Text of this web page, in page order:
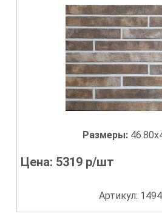
Размеры:
Цена: 5319 р/шт
Артикул: